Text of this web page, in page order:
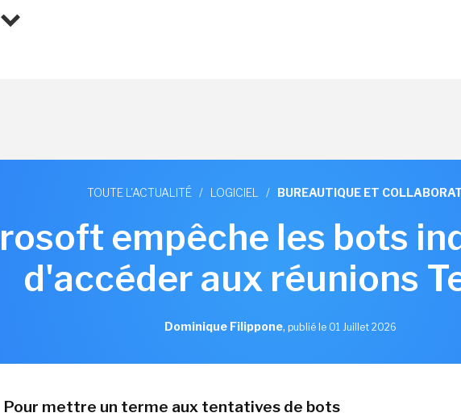
TOUTE L'ACTUALITÉ / LOGICIEL / BUREAUTIQUE ET
empêche les bots
d'accéder aux réunions
Dominique Filippone, publié le 01 Juillet 2026
Pour mettre un terme aux tentatives de bots